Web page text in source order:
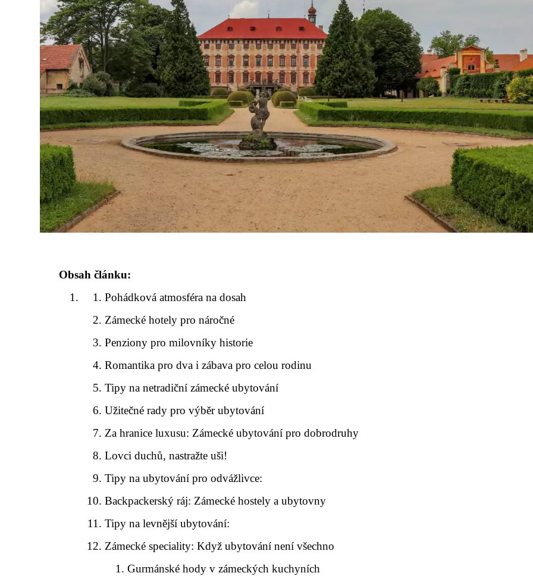
Obsah článku:
Pohádková atmosféra na dosah
Zámecké hotely pro náročné
Penziony pro milovníky historie
Romantika pro dva i zábava pro celou rodinu
Tipy na netradiční zámecké ubytování
Užitečné rady pro výběr ubytování
Za hranice luxusu: Zámecké ubytování pro dobrodruhy
Lovci duchů, nastražte uši!
Tipy na ubytování pro odvážlivce:
Backpackerský ráj: Zámecké hostely a ubytovny
Tipy na levnější ubytování:
Zámecké speciality: Když ubytování není všechno
Gurmánské hody v zámeckých kuchyních